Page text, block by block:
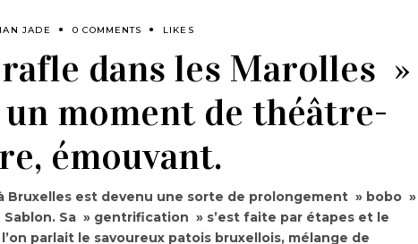
JADE 0 COMMENTS LIKES
rafle dans les Marolles »
un moment de théâtre-
émouvant.
Bruxelles est devenu une sorte de prolongement » bobo »
Sa » gentrification » s’est faite par étapes et le
parlait le savoureux patois bruxellois, mélange de